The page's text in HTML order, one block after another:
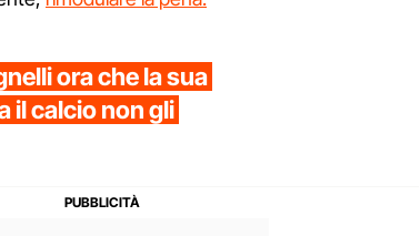
ora che la sua
il calcio non gli